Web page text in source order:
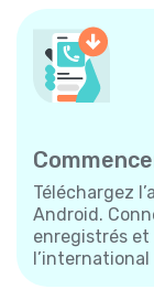
Téléchargez
Android.
enregistrés et